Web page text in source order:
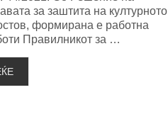
за заштита на културното
формирана е работна
Правилникот за …